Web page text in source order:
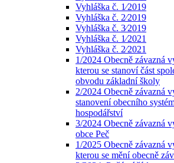
Vyhláška č. 1⁄2019
Vyhláška č. 2⁄2019
Vyhláška č. 3⁄2019
Vyhláška č. 1⁄2021
Vyhláška č. 2⁄2021
1/2024 Obecně závazná
kterou se stanoví část
obvodu základní školy
2/2024 Obecně závazná
stanovení obecního
hospodářství
3/2024 Obecně závazná
obce Peč
1/2025 Obecně závazná
kterou se mění obecně